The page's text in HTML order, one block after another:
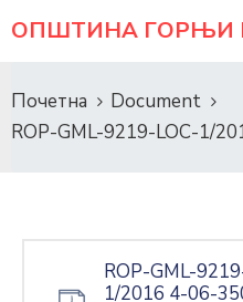
ОПШТИНА ГОРЊИ
Почетна
Document
ROP-GML-9219-LOC-1/
ROP-GML-
1/2016 4-06-